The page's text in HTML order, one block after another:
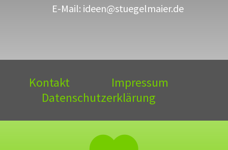
E-Mail: ideen@stuegelmaier.de
Kontakt
Impressum
Datenschutzerklärung